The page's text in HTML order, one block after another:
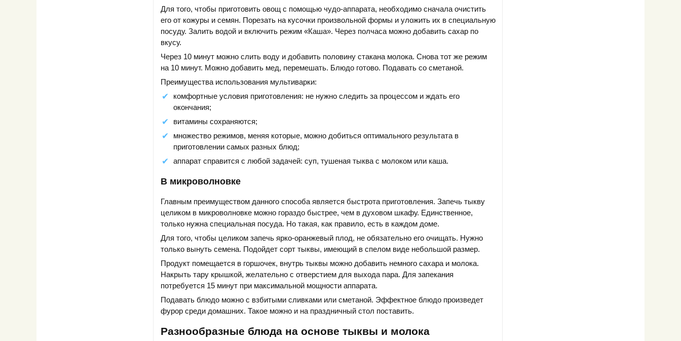
Для того, чтобы приготовить овощ с помощью чудо-аппарата, необходимо сначала очистить
его от кожуры и семян. Порезать на кусочки произвольной формы и уложить их в специальную
посуду. Залить водой и включить режим «Каша». Через полчаса можно добавить сахар по
вкусу.
Через 10 минут можно слить воду и добавить половину стакана молока. Снова тот же режим
на 10 минут. Можно добавить мед, перемешать. Блюдо готово. Подавать со сметаной.
Преимущества использования мультиварки:
комфортные условия приготовления: не нужно следить за процессом и ждать его
окончания;
витамины сохраняются;
множество режимов, меняя которые, можно добиться оптимального результата в
приготовлении самых разных блюд;
аппарат справится с любой задачей: суп, тушеная тыква с молоком или каша.
В микроволновке
Главным преимуществом данного способа является быстрота приготовления. Запечь тыкву
целиком в микроволновке можно гораздо быстрее, чем в духовом шкафу. Единственное,
только нужна специальная посуда. Но такая, как правило, есть в каждом доме.
Для того, чтобы целиком запечь ярко-оранжевый плод, не обязательно его очищать. Нужно
только вынуть семена. Подойдет сорт тыквы, имеющий в спелом виде небольшой размер.
Продукт помещается в горшочек, внутрь тыквы можно добавить немного сахара и молока.
Накрыть тару крышкой, желательно с отверстием для выхода пара. Для запекания
потребуется 15 минут при максимальной мощности аппарата.
Подавать блюдо можно с взбитыми сливками или сметаной. Эффектное блюдо произведет
фурор среди домашних. Такое можно и на праздничный стол поставить.
Разнообразные блюда на основе тыквы и молока